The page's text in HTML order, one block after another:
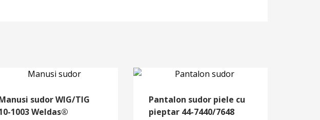
sudor WIG/TIG
1003 Weldas®
Pantalon sudor piele cu
pieptar 44-7440/7648